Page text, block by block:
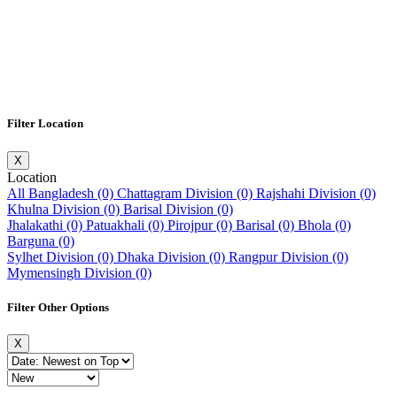
Filter Location
X
Location
All Bangladesh (0) Chattagram Division (0) Rajshahi Division (0)
Khulna Division (0) Barisal Division (0)
Jhalakathi (0) Patuakhali (0) Pirojpur (0) Barisal (0) Bhola (0)
Barguna (0)
Sylhet Division (0) Dhaka Division (0) Rangpur Division (0)
Mymensingh Division (0)
Filter Other Options
X